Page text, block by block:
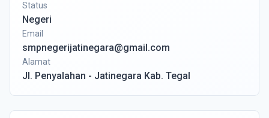
Status
Negeri
Email
smpnegerijatinegara@gmail.com
Alamat
Jl. Penyalahan - Jatinegara Kab. Tegal